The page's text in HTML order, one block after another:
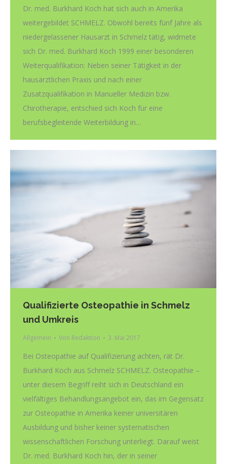
Dr. med. Burkhard Koch hat sich auch in Amerika
weitergebildet SCHMELZ. Obwohl bereits fünf Jahre als
niedergelassener Hausarzt in Schmelz tätig, widmete
sich Dr. med. Burkhard Koch 1999 einer besonderen
Weiterqualifikation: Neben seiner Tätigkeit in der
hausärztlichen Praxis und nach einer
Zusatzqualifikation in Manueller Medizin bzw.
Chirotherapie, entschied sich Koch für eine
berufsbegleitende Weiterbildung in…
Qualifizierte Osteopathie in Schmelz
und Umkreis
Allgemein Von Redaktion 3. Mai 2017
Bei Osteopathie auf Qualifizierung achten, rät Dr.
Burkhard Koch aus Schmelz SCHMELZ. Osteopathie –
unter diesem Begriff reiht sich in Deutschland ein
vielfältiges Behandlungsangebot ein, das im Gegensatz
zur Osteopathie in Amerika keiner universitären
Ausbildung und bisher keiner systematischen
wissenschaftlichen Forschung unterliegt. Darauf weist
Dr. med. Burkhard Koch hin, der in seiner